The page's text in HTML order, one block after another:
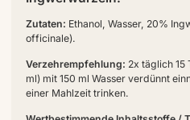
Zutaten: Ethanol, Wasser, 20%
officinale).
Verzehrempfehlung: 2x täglich
ml) mit 150 ml Wasser verdünnt
einer Mahlzeit trinken.